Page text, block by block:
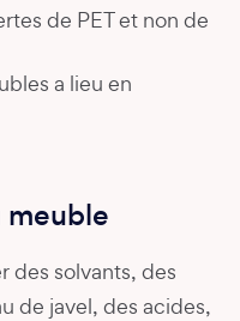
de PET et non de
a lieu en
des solvants, des
de javel, des acides,